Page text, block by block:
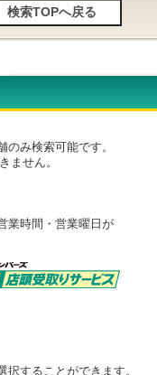
み検索可能です。
せん。
業時間・営業曜日が
択することができます。